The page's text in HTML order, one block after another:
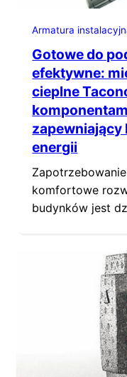
Armatura
Gotowe do
efektywne:
cieplne
energii
komfortowe
budynków jest
Taconova
Te
użytkową
jednego
rozprowadzając
do potrzeb
komponenty,